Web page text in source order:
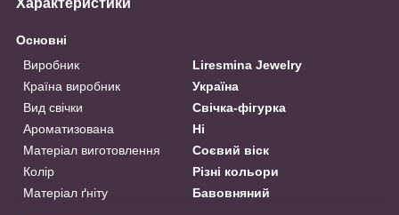
Основні
Виробник
Liresmina Jewelry
Країна виробник
Україна
Вид свічки
Свічка-фігурка
Ароматизована
Ні
Матеріал виготовлення
Соєвий віск
Колір
Різні кольори
Матеріал ґніту
Бавовняний